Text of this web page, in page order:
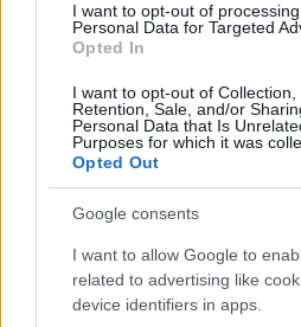
I want to opt-out of
Personal Data for Targeted
Opted In
I want to opt-out of Collection,
Retention, Sale, and/or
Personal Data that Is
Purposes for which it was
Opted Out
Google consents
I want to allow Google to
related to advertising like
device identifiers in apps.
- Ez mit jelent?
Hagyományok Háza kosárfonó
- Tudnak ott Önnek még újat
- Hogyne tudnának! A
hogy a különböző
változatok terjedtek el, de az
családoknak is kialakultak a